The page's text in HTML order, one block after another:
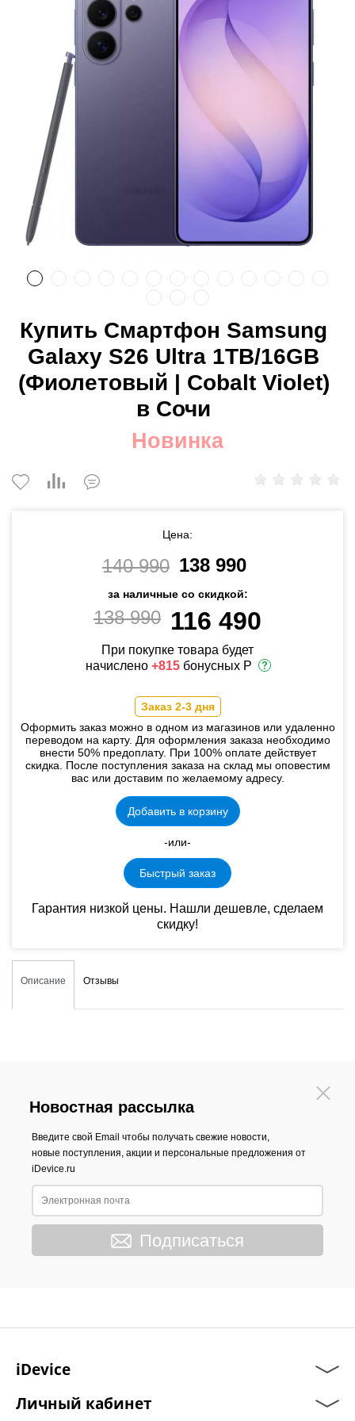
Купить Смартфон Samsung
Galaxy S26 Ultra 1TB/16GB
(Фиолетовый | Cobalt Violet)
в Сочи
Новинка
Цена:
140 990 138 990
за наличные со скидкой:
138 990 116 490
При покупке товара будет
начислено +815 бонусных Р
Заказ 2-3 дня
Оформить заказ можно в одном из магазинов или удаленно
переводом на карту. Для оформления заказа необходимо
внести 50% предоплату. При 100% оплате действует
скидка. После поступления заказа на склад мы оповестим
вас или доставим по желаемому адресу.
Добавить в корзину
-или-
Быстрый заказ
Гарантия низкой цены. Нашли дешевле, сделаем
скидку!
Описание Отзывы
Новостная рассылка
Введите свой Email чтобы получать свежие новости,
новые поступления, акции и персональные предложения от
iDevice.ru
Подписаться
iDevice
Личный кабинет